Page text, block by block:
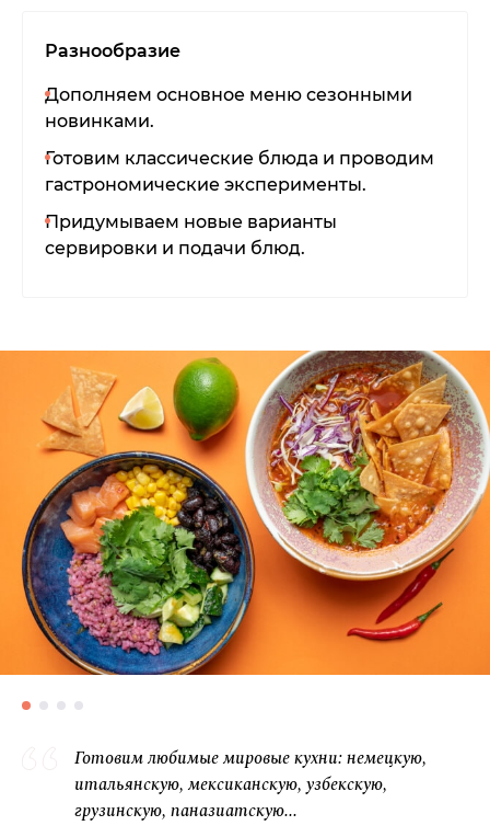
Разнообразие
Дополняем основное меню сезонными
новинками.
Готовим классические блюда и проводим
гастрономические эксперименты.
Придумываем новые варианты
сервировки и подачи блюд.
Готовим любимые миро­вые кухни: немецкую,
итальянскую, мекси­канскую, узбек­скую,
грузинскую, пана­зиатскую...